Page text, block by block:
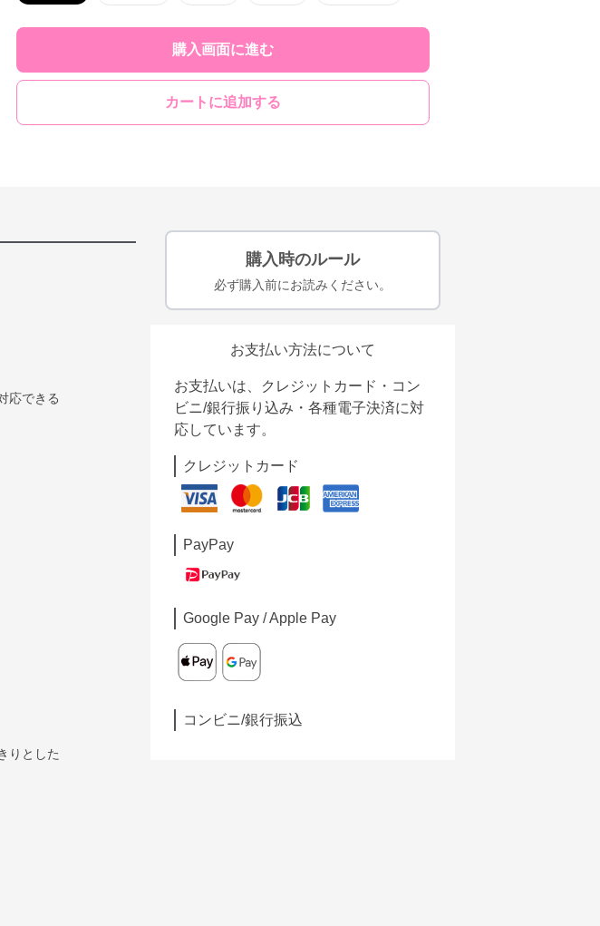
購入画面に進む
カートに追加する
応できる
りとした
購入時のルール
必ず購入前にお読みください。
お支払い方法について
お支払いは、クレジットカード・コン
ビニ/銀行振り込み・各種電子決済に対
応しています。
クレジットカード
PayPay
Google Pay / Apple Pay
コンビニ/銀行振込